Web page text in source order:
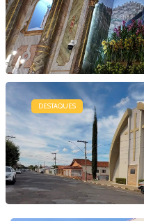
DESTAQUES